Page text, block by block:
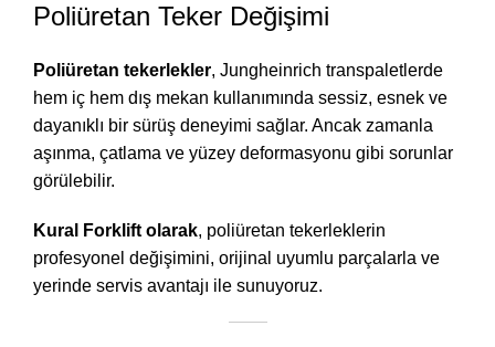
Poliüretan Teker Değişimi
Poliüretan tekerlekler, Jungheinrich transpaletlerde
hem iç hem dış mekan kullanımında sessiz, esnek ve
dayanıklı bir sürüş deneyimi sağlar. Ancak zamanla
aşınma, çatlama ve yüzey deformasyonu gibi sorunlar
görülebilir.
Kural Forklift olarak, poliüretan tekerleklerin
profesyonel değişimini, orijinal uyumlu parçalarla ve
yerinde servis avantajı ile sunuyoruz.